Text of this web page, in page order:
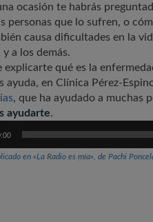
ocasión te habrás
personas que lo sufren, o
causa dificultades en la
a los demás.
explicarte qué es la
ayuda, en Clínica Pérez-
, que ha ayudado a muchas
ayudarte.
en «La Radio es mía», de Pachi